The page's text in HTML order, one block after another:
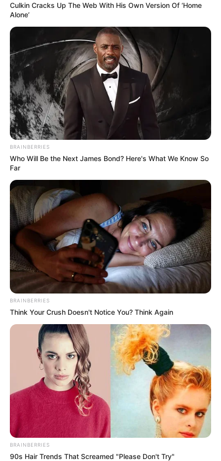
Culkin Cracks Up The Web With His Own Version Of ‘Home
Alone’
BRAINBERRIES
Who Will Be the Next James Bond? Here's What We Know So
Far
BRAINBERRIES
Think Your Crush Doesn't Notice You? Think Again
BRAINBERRIES
90s Hair Trends That Screamed "Please Don't Try"